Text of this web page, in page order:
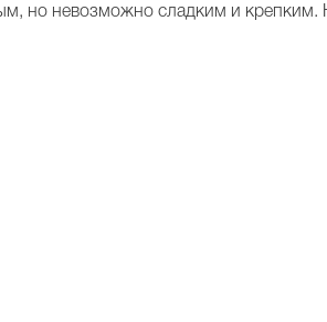
но невозможно сладким и крепким.